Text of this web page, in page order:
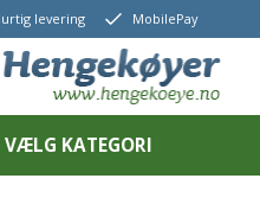
levering MobilePay
VÆLG KATEGORI